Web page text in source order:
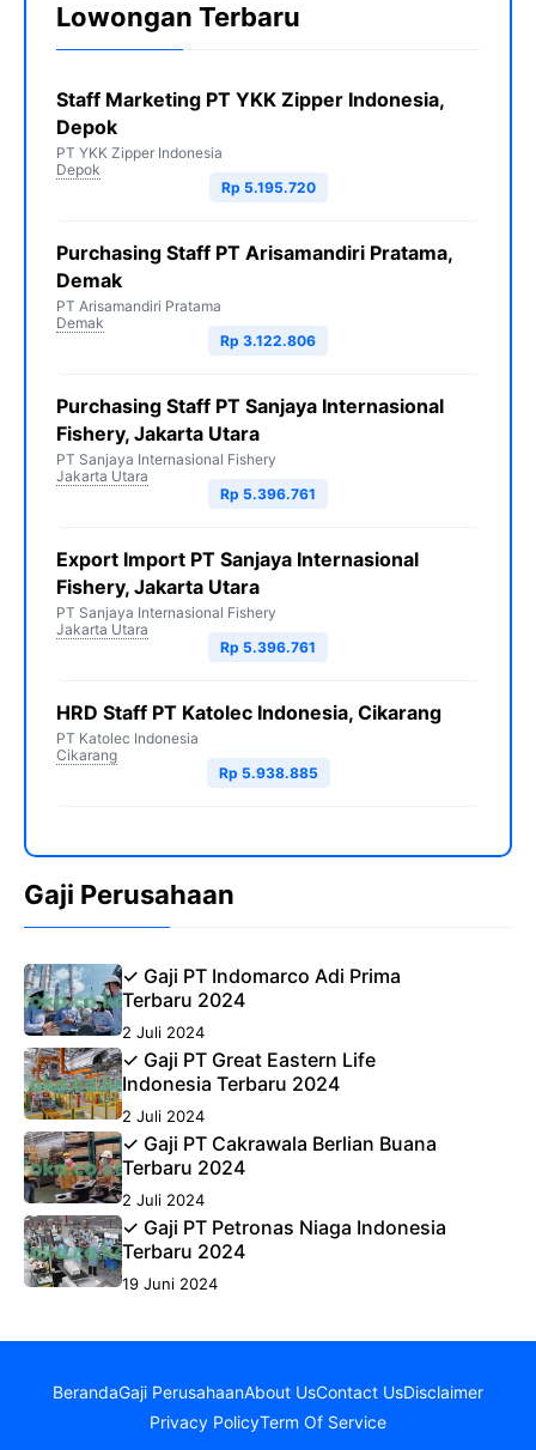
Lowongan Terbaru
Staff Marketing PT YKK Zipper Indonesia,
Depok
PT YKK Zipper Indonesia
Depok
Rp 5.195.720
Purchasing Staff PT Arisamandiri Pratama,
Demak
PT Arisamandiri Pratama
Demak
Rp 3.122.806
Purchasing Staff PT Sanjaya Internasional
Fishery, Jakarta Utara
PT Sanjaya Internasional Fishery
Jakarta Utara
Rp 5.396.761
Export Import PT Sanjaya Internasional
Fishery, Jakarta Utara
PT Sanjaya Internasional Fishery
Jakarta Utara
Rp 5.396.761
HRD Staff PT Katolec Indonesia, Cikarang
PT Katolec Indonesia
Cikarang
Rp 5.938.885
Gaji Perusahaan
✓ Gaji PT Indomarco Adi Prima
Terbaru 2024
2 Juli 2024
✓ Gaji PT Great Eastern Life
Indonesia Terbaru 2024
2 Juli 2024
✓ Gaji PT Cakrawala Berlian Buana
Terbaru 2024
2 Juli 2024
✓ Gaji PT Petronas Niaga Indonesia
Terbaru 2024
19 Juni 2024
BerandaGaji PerusahaanAbout UsContact UsDisclaimer
Privacy PolicyTerm Of Service